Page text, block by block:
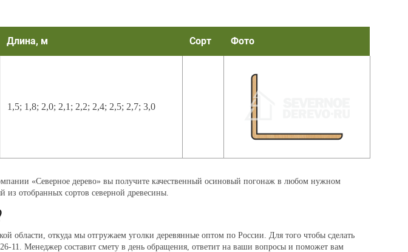
Длина, м Сорт Фото
1,5; 1,8; 2,0; 2,1; 2,2; 2,4; 2,5; 2,7; 3,0
«Северное дерево» вы получите качественный осиновый погонаж в любом нужном
из отобранных сортов северной древесины.
области, откуда мы отгружаем уголки деревянные оптом по России. Для того чтобы сделать
26-11. Менеджер составит смету в день обращения, ответит на ваши вопросы и поможет вам